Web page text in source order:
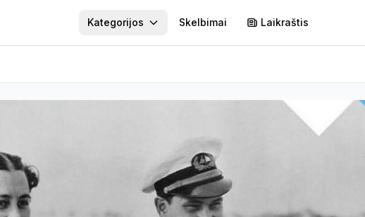
Kategorijos Skelbimai Laikraštis